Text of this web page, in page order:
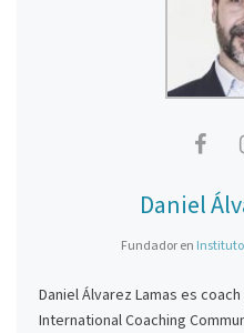
Daniel
Fundadoren
Daniel Álvarez Lamas es
International Coaching